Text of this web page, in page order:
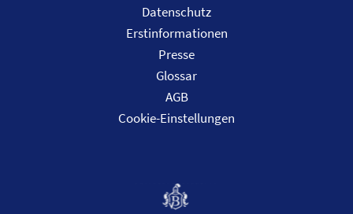
Datenschutz
Erstinformationen
Presse
Glossar
AGB
Cookie-Einstellungen